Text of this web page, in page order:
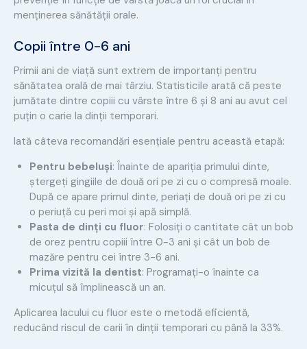
menținerea sănătății orale.
Copii între 0-6 ani
Primii ani de viață sunt extrem de importanți pentru
sănătatea orală de mai târziu. Statisticile arată că peste
jumătate dintre copiii cu vârste între 6 și 8 ani au avut cel
puțin o carie la dinții temporari.
Iată câteva recomandări esențiale pentru această etapă:
Pentru bebeluși: Înainte de apariția primului dinte,
ștergeți gingiile de două ori pe zi cu o compresă moale.
După ce apare primul dinte, periați de două ori pe zi cu
o periuță cu peri moi și apă simplă.
Pasta de dinți cu fluor: Folosiți o cantitate cât un bob
de orez pentru copiii între 0-3 ani și cât un bob de
mazăre pentru cei între 3-6 ani.
Prima vizită la dentist: Programați-o înainte ca
micuțul să împlinească un an.
Aplicarea lacului cu fluor este o metodă eficientă,
reducând riscul de carii în dinții temporari cu până la 33%.